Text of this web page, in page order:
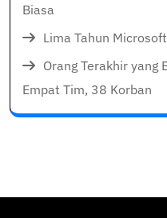
Biasa
Lima Tahun
Orang Terakhir yang
Empat Tim, 38 Korban